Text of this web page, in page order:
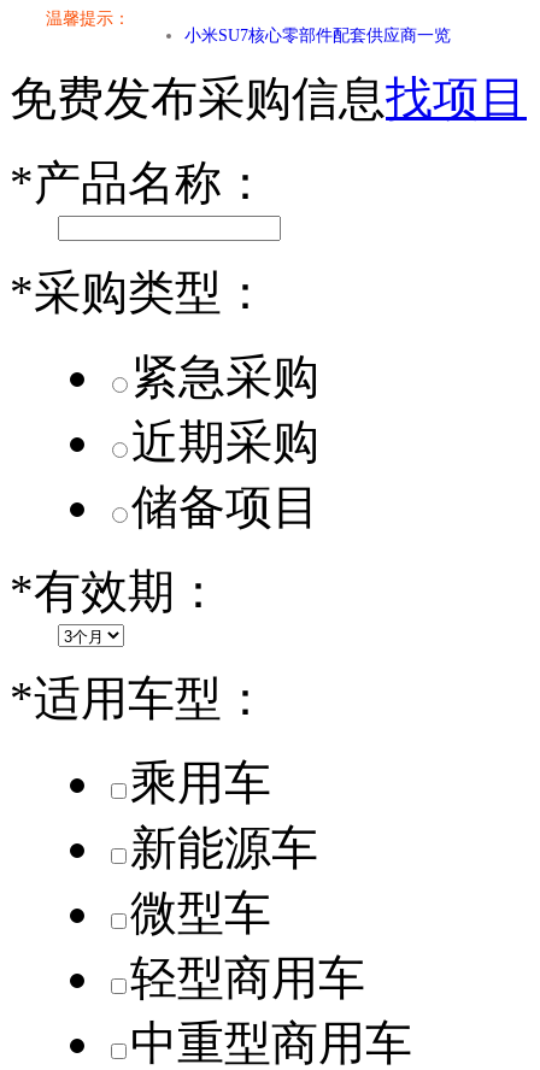
温馨提示：
小米SU7核心零部件配套供应商一览
乐道L60核心零部件配套供应商一览
小米SU7核心零部件配套供应商一览
第二代 AION V核心零部件配套供应商一览
免费发布采购信息找项目
*产品名称：
*采购类型：
紧急采购
近期采购
储备项目
*有效期：
*适用车型：
乘用车
新能源车
微型车
轻型商用车
中重型商用车